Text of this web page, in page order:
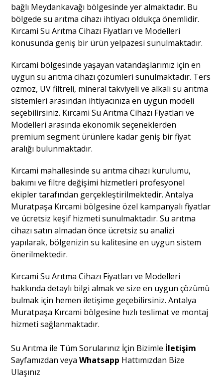
bağlı Meydankavağı bölgesinde yer almaktadır. Bu
bölgede su arıtma cihazı ihtiyacı oldukça önemlidir.
Kırcami Su Arıtma Cihazı Fiyatları ve Modelleri
konusunda geniş bir ürün yelpazesi sunulmaktadır.
Kırcami bölgesinde yaşayan vatandaşlarımız için en
uygun su arıtma cihazı çözümleri sunulmaktadır. Ters
ozmoz, UV filtreli, mineral takviyeli ve alkali su arıtma
sistemleri arasından ihtiyacınıza en uygun modeli
seçebilirsiniz. Kırcami Su Arıtma Cihazı Fiyatları ve
Modelleri arasında ekonomik seçeneklerden
premium segment ürünlere kadar geniş bir fiyat
aralığı bulunmaktadır.
Kırcami mahallesinde su arıtma cihazı kurulumu,
bakımı ve filtre değişimi hizmetleri profesyonel
ekipler tarafından gerçekleştirilmektedir. Antalya
Muratpaşa Kırcami bölgesine özel kampanyalı fiyatlar
ve ücretsiz keşif hizmeti sunulmaktadır. Su arıtma
cihazı satın almadan önce ücretsiz su analizi
yapılarak, bölgenizin su kalitesine en uygun sistem
önerilmektedir.
Kırcami Su Arıtma Cihazı Fiyatları ve Modelleri
hakkında detaylı bilgi almak ve size en uygun çözümü
bulmak için hemen iletişime geçebilirsiniz. Antalya
Muratpaşa Kırcami bölgesine hızlı teslimat ve montaj
hizmeti sağlanmaktadır.
Su Arıtma ile Tüm Sorularınız İçin Bizimle İletişim
Sayfamızdan veyaWhatsapp Hattımızdan Bize
Ulaşınız